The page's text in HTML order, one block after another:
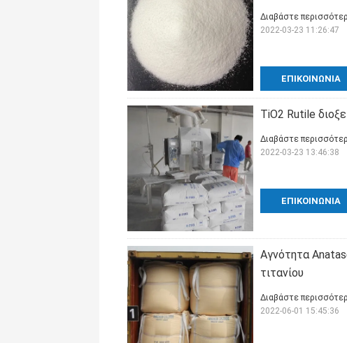
ΕΠΙΚΟΙΝΩΝΊΑ
Διαβάστε
2022-03-23 11:26:47
TiO2 Rutile
ΕΠΙΚΟΙΝΩΝΊΑ
Διαβάστε
2022-03-23 13:46:38
Αγνότητα
τιτανίου
Διαβάστε
2022-06-01 15:45:36